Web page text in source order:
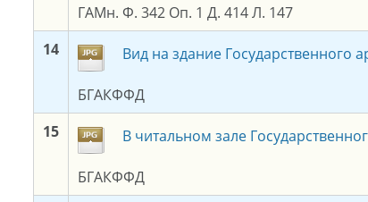
ГАМн. Ф. 342 Оп. 1 Д. 414 Л. 147
14 Вид на здание Государственного
БГАКФФД
15 В читальном зале
БГАКФФД